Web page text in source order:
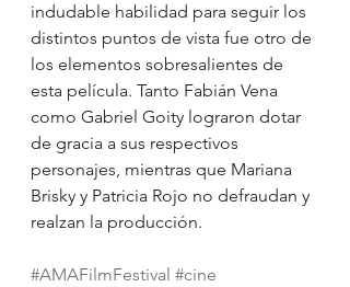
indudable habilidad para seguir los
distintos puntos de vista fue otro de
los elementos sobresalientes de
esta película. Tanto Fabián Vena
como Gabriel Goity lograron dotar
de gracia a sus respectivos
personajes, mientras que Mariana
Brisky y Patricia Rojo no defraudan y
realzan la producción.
#AMAFilmFestival #cine